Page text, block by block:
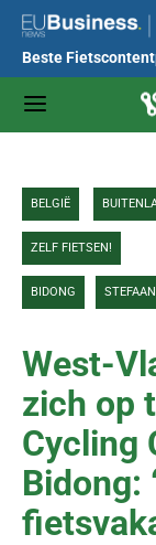
Beste
BELGIË
ZELF FIETSEN!
BIDONG
West-
zich op
Cycling
Bidong: